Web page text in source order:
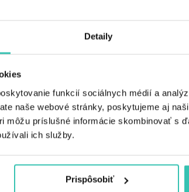
Detaily
funkcií sociálnych médií a
naše webové stránky, poskytujeme aj
môžu príslušné informácie skombinovať s
ich služby.
Prispôsobiť
bolesti hlavy najmä v oblasti očí
nevoľnosť
strata zrakovej ostrosti v pokročilom
FAKTORY ZELENÉHO